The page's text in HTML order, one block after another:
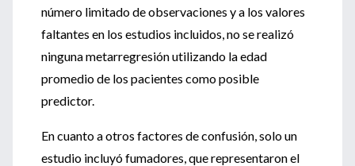
número limitado de observaciones y a los valores
faltantes en los estudios incluidos, no se realizó
ninguna metarregresión utilizando la edad
promedio de los pacientes como posible
predictor.
En cuanto a otros factores de confusión, solo un
estudio incluyó fumadores, que representaron el